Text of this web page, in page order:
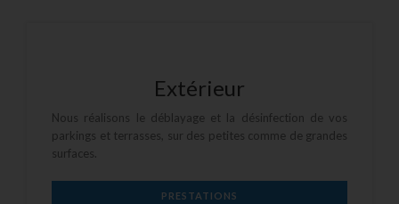
Extérieur
Nous réalisons le déblayage et la désinfection de vos
parkings et terrasses, sur des petites comme de grandes
surfaces.
PRESTATIONS